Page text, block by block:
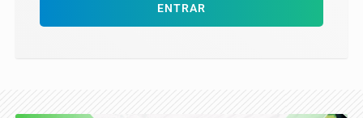
ENTRAR